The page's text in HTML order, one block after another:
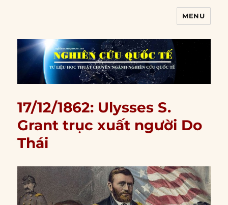
MENU
17/12/1862: Ulysses S.
Grant trục xuất người Do
Thái